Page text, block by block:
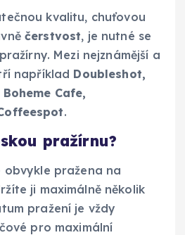
kvalitu, chuťovou
čerstvost, je nutné se
Mezi nejznámější a
například Doubleshot,
Cafe,
.
pražírnu?
obvykle pražena na
ji maximálně několik
pražení je vždy
pro maximální